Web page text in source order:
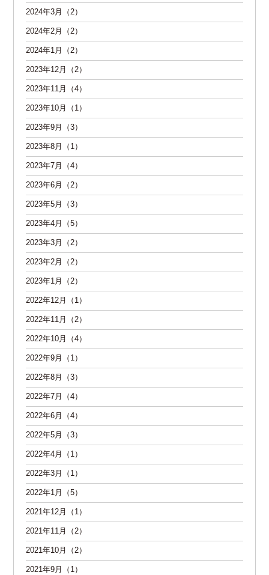
2024年3月（2）
2024年2月（2）
2024年1月（2）
2023年12月（2）
2023年11月（4）
2023年10月（1）
2023年9月（3）
2023年8月（1）
2023年7月（4）
2023年6月（2）
2023年5月（3）
2023年4月（5）
2023年3月（2）
2023年2月（2）
2023年1月（2）
2022年12月（1）
2022年11月（2）
2022年10月（4）
2022年9月（1）
2022年8月（3）
2022年7月（4）
2022年6月（4）
2022年5月（3）
2022年4月（1）
2022年3月（1）
2022年1月（5）
2021年12月（1）
2021年11月（2）
2021年10月（2）
2021年9月（1）